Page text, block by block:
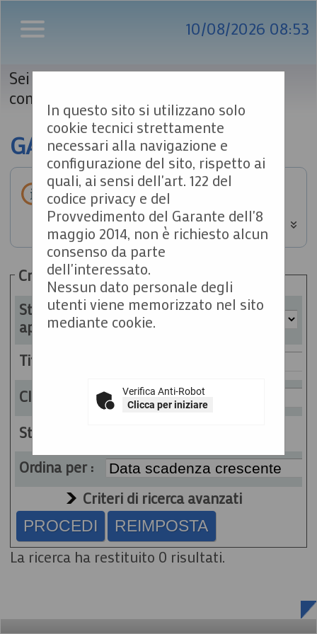
10/08/2026 08:53
Sei qui: Home»Procedure d'appalto e
contratti
In questo sito si utilizzano solo
cookie tecnici strettamente
necessari alla navigazione e
configurazione del sito, rispetto ai
quali, ai sensi dell'art. 122 del
codice privacy e del
Provvedimento del Garante dell'8
maggio 2014, non è richiesto alcun
consenso da parte
dell'interessato.
Nessun dato personale degli
utenti viene memorizzato nel sito
mediante cookie.
Verifica Anti-Robot
Clicca per iniziare
GARE E PROCEDURE
All'interno di questa sezione è
possibile consultare i bandi di gara
secondo i tempi previsti dalla
normativa dei contratti.
I dati di dettaglio delle procedure
pubbliche sono consultabili
selezionando il collegamento
"Visualizza Scheda".
Criteri di ricerca
Stazione
appaltante :
Titolo :
CIG :
Stato :
Ordina per :
Criteri di ricerca avanzati
La ricerca ha restituito 0 risultati.